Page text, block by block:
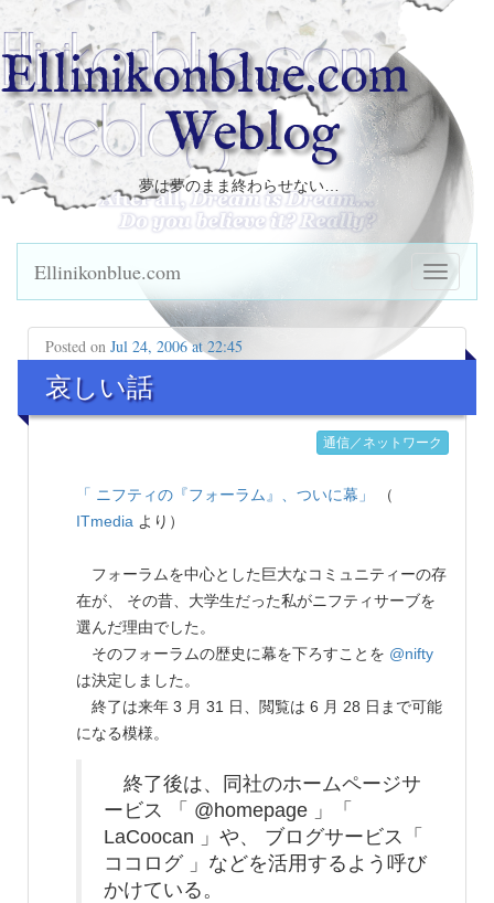
Ellinikonblue.com
Weblog
夢は夢のまま終わらせない…
Ellinikonblue.com
Posted on Jul 24, 2006 at 22:45
哀しい話
通信／ネットワーク
「 ニフティの『フォーラム』、ついに幕」
（
ITmedia より）
フォーラムを中心とした巨大なコミュニティーの存
在が、 その昔、大学生だった私がニフティサーブを
選んだ理由でした。
そのフォーラムの歴史に幕を下ろすことを @nifty
は決定しました。
終了は来年 3 月 31 日、閲覧は 6 月 28 日まで可能
になる模様。
終了後は、同社のホームページサ
ービス 「 @homepage 」「
LaCoocan 」や、 ブログサービス「
ココログ 」などを活用するよう呼び
かけている。